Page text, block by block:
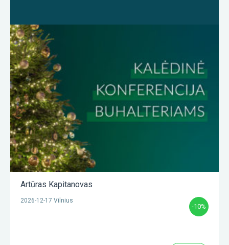
Artūras Kapitanovas
2026-12-17 Vilnius
-10%